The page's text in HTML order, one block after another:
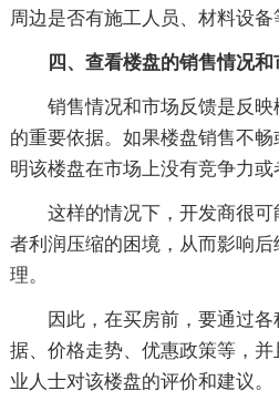
周边是否有施工人员、材料设备
四、查看楼盘的销售情况
销售情况和市场反馈是反
的重要依据。如果楼盘销售不
明该楼盘在市场上没有竞争力或
这样的情况下，开发商很
者利润压缩的困境，从而影响
理。
因此，在买房前，要通过
据、价格走势、优惠政策等，
业人士对该楼盘的评价和建议。